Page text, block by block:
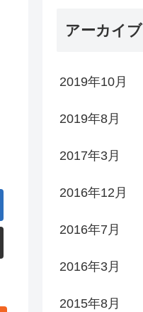
アーカイブ
2019年10月
2019年8月
2017年3月
2016年12月
2016年7月
2016年3月
2015年8月